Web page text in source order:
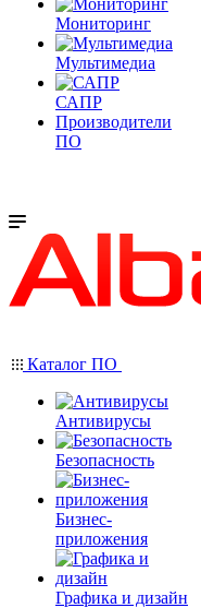
Мониторинг
Мультимедиа
САПР
Производители
ПО
Каталог ПО
Антивирусы
Безопасность
Бизнес-
приложения
Графика и дизайн